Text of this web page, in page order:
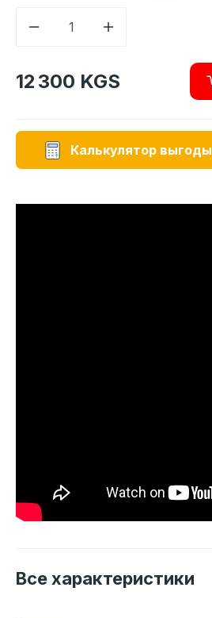
12 300 KGS
Калькулятор выгоды
Все характеристики